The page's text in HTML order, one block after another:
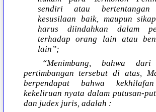
sendiri atau
kesusilaan baik, maupun
harus diindahkan dalam
terhadap orang lain atau
lain”;
“Menimbang, bahwa dari
pertimbangan tersebut di atas,
berpendapat bahwa
kekeliruan nyata dalam putusan-
dan judex juris, adalah :